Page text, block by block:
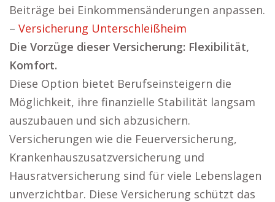
Beiträge bei Einkommensänderungen anpassen.
– Versicherung Unterschleißheim
Die Vorzüge dieser Versicherung: Flexibilität,
Komfort.
Diese Option bietet Berufseinsteigern die
Möglichkeit, ihre finanzielle Stabilität langsam
auszubauen und sich abzusichern.
Versicherungen wie die Feuerversicherung,
Krankenhauszusatzversicherung und
Hausratversicherung sind für viele Lebenslagen
unverzichtbar. Diese Versicherung schützt das